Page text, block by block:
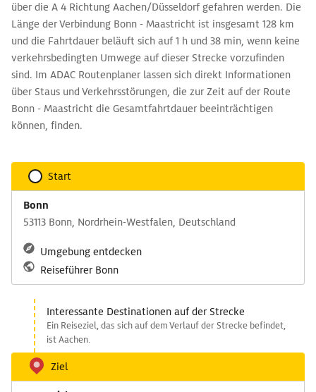
über die A 4 Richtung Aachen/Düsseldorf gefahren werden. Die
Länge der Verbindung Bonn - Maastricht ist insgesamt 128 km
und die Fahrtdauer beläuft sich auf 1 h und 38 min, wenn keine
verkehrsbedingten Umwege auf dieser Strecke vorzufinden
sind. Im ADAC Routenplaner lassen sich direkt Informationen
über Staus und Verkehrsstörungen, die zur Zeit auf der Route
Bonn - Maastricht die Gesamtfahrtdauer beeinträchtigen
können, finden.
Start
Bonn
53113 Bonn, Nordrhein-Westfalen, Deutschland
Umgebung entdecken
Reiseführer Bonn
Interessante Destinationen auf der Strecke
Ein Reiseziel, das sich auf dem Verlauf der Strecke befindet,
ist Aachen.
Ziel